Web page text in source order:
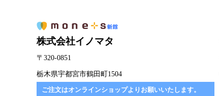
株式会社イノマタ
〒320-0851
栃木県宇都宮市鶴田町1504
ご注文はオンラインショップよりお願いいたします。